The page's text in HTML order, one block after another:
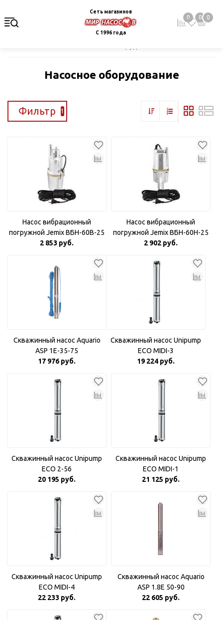
Сеть магазинов
С 1996 года
0 0 0
Насосное оборудование
Фильтр 1
Насос вибрационный
погружной Jemix ВБН-60В-25
Верхний забор воды
2 853 руб.
Насос вибрационный
погружной Jemix ВБН-60Н-25
Нижний забор воды
2 902 руб.
Скважинный насос Aquario
ASP 1E-35-75
17 976 руб.
Скважинный насос Unipump
ECO MIDI-3
19 224 руб.
Скважинный насос Unipump
ECO 2-56
20 195 руб.
Скважинный насос Unipump
ECO MIDI-1
21 125 руб.
Скважинный насос Unipump
ECO MIDI-4
22 233 руб.
Скважинный насос Aquario
ASP 1.8Е 50-90
22 605 руб.